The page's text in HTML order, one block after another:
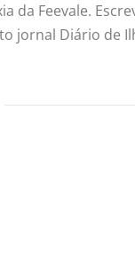
da Feevale.
jornal Diário de